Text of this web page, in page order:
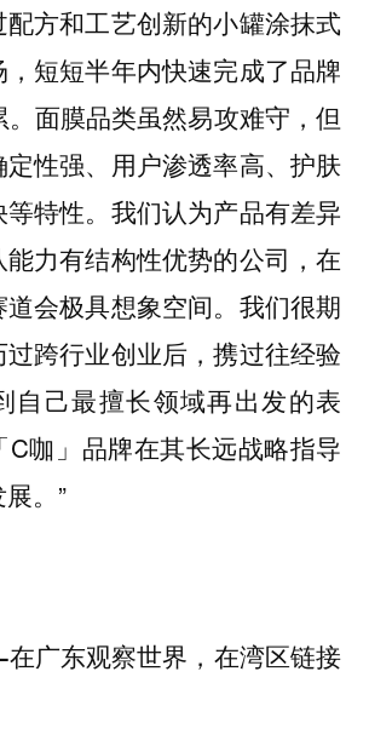
方和工艺创新的小罐涂抹式
短短半年内快速完成了品牌
。面膜品类虽然易攻难守，但
性强、用户渗透率高、护肤
特性。我们认为产品有差异
力有结构性优势的公司，在
会极具想象空间。我们很期
跨行业创业后，携过往经验
自己最擅长领域再出发的表
C咖」品牌在其长远战略指导
。”
广东观察世界，在湾区链接